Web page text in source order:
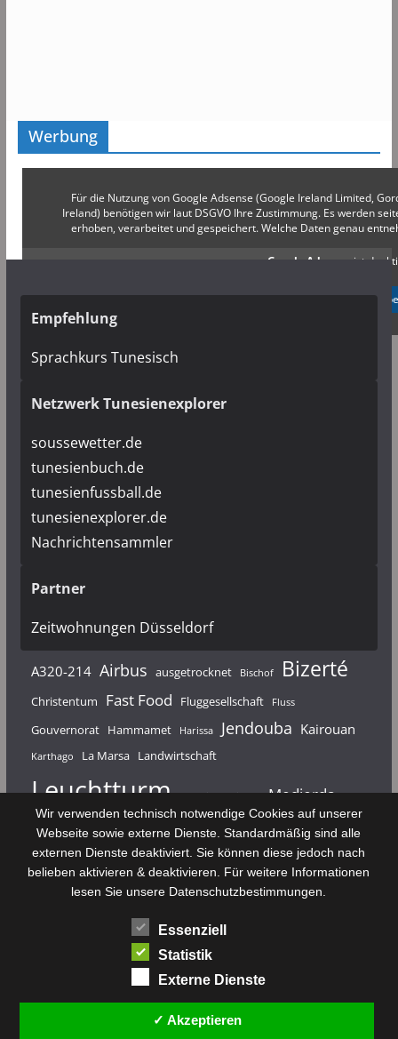
Werbung
Für die Nutzung von Google Adsense (Google Ireland Limited,
Ireland) benötigen wir laut DSGVO Ihre Zustimmung. Es werden
erhoben, verarbeitet und gespeichert. Welche Daten genau
Google Adsense ist
✓ Erlauben
Empfehlung
Sprachkurs Tunesisch
Netzwerk Tunesienexplorer
soussewetter.de
tunesienbuch.de
tunesienfussball.de
tunesienexplorer.de
Nachrichtensammler
Partner
Zeitwohnungen Düsseldorf
A320-214 Airbus ausgetrocknet Bischof Bizerté
Christentum Fast Food Fluggesellschaft Fluss
Gouvernorat Hammamet Harissa Jendouba Kairouan
Karthago La Marsa Landwirtschaft
Leuchtturm Mahdia Majerda Medjerda
Monastir Médenine Nabeul Nouvelair Punier
Rundfunk Römer Salzsee Sebkha
Sfax Sidi Bou Said Souk El Arba Sousse
Stadt Tabarka Telekommunikation
Zaghouan
Wir verwenden technisch notwendige Cookies auf unserer
Webseite sowie externe Dienste. Standardmäßig sind alle
externen Dienste deaktiviert. Sie können diese jedoch nach
belieben aktivieren & deaktivieren. Für weitere Informationen
lesen Sie unsere Datenschutzbestimmungen.
Essenziell
Statistik
Externe Dienste
✓ Akzeptieren